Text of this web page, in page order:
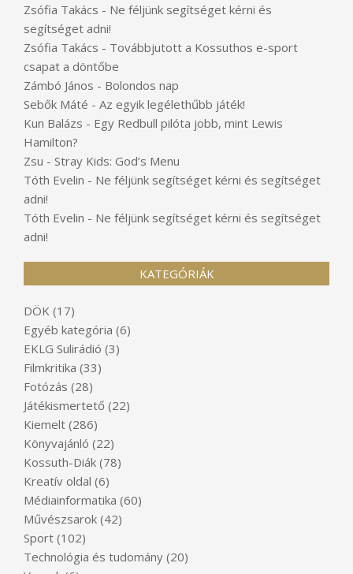
Zsófia Takács - Ne féljünk segítséget kérni és
segítséget adni!
Zsófia Takács - Továbbjutott a Kossuthos e-sport
csapat a döntőbe
Zámbó János - Bolondos nap
Sebők Máté - Az egyik legélethűbb játék!
Kun Balázs - Egy Redbull pilóta jobb, mint Lewis
Hamilton?
Zsu - Stray Kids: God’s Menu
Tóth Evelin - Ne féljünk segítséget kérni és segítséget
adni!
Tóth Evelin - Ne féljünk segítséget kérni és segítséget
adni!
KATEGÓRIÁK
DÖK (17)
Egyéb kategória (6)
EKLG Sulirádió (3)
Filmkritika (33)
Fotózás (28)
Játékismertető (22)
Kiemelt (286)
Könyvajánló (22)
Kossuth-Diák (78)
Kreatív oldal (6)
Médiainformatika (60)
Művészsarok (42)
Sport (102)
Technológia és tudomány (20)